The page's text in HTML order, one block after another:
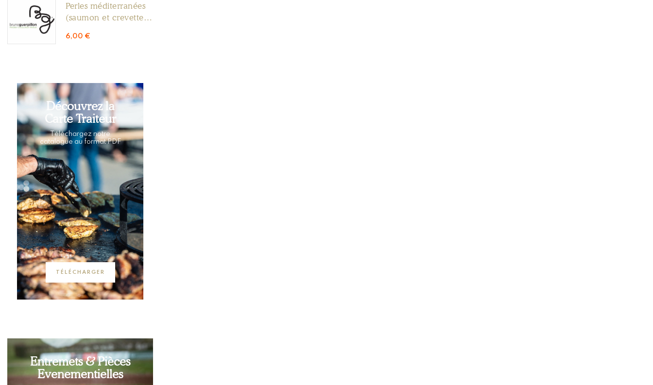
Perles méditerranées
(saumon et crevettes
6,00 €
Découvrez la
Carte Traiteur
Téléchargez notre
catalogue au format PDF
TÉLÉCHARGER
Entremets & Pièces
Evenementielles